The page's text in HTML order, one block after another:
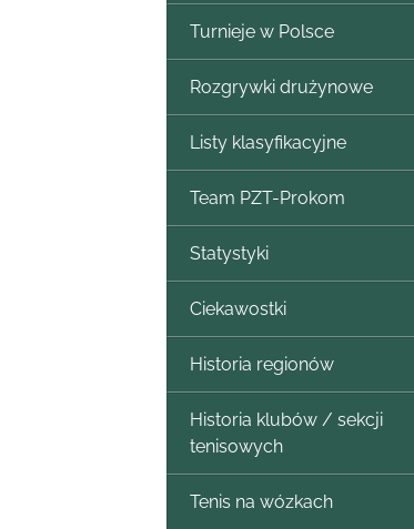
Turnieje w Polsce
Rozgrywki drużynowe
Listy klasyfikacyjne
Team PZT-Prokom
Statystyki
Ciekawostki
Historia regionów
Historia klubów / sekcji
tenisowych
Tenis na wózkach